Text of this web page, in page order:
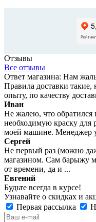
Отзывы
Все отзывы
Ответ магазина: Нам
Правила доставки такие,
опыту, по качеству
Иван
Не жалею, что
необходимую краску для
моей машине. Менеджер
Сергей
Не первый раз (можно
магазином. Сам барыжу
от времени, да и ...
Евгений
Будьте всегда в курсе!
Узнавайте о скидках и
Первая рассылка